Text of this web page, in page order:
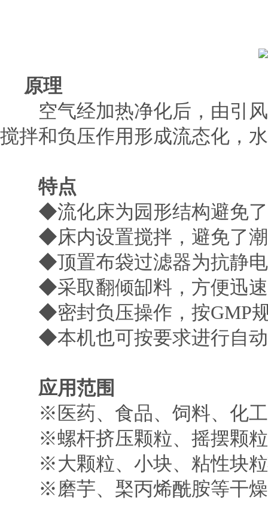
原理
空气经加热净化后，由引风
搅拌和负压作用形成流态化，
特点
◆流化床为园形结构避免了
◆床内设置搅拌，避免了潮
◆顶置布袋过滤器为抗静电
◆采取翻倾缷料，方便迅速
◆密封负压操作，按GMP
◆本机也可按要求进行自动
应用范围
※医药、食品、饲料、化工
※螺杆挤压颗粒、摇摆颗粒
※大颗粒、小块、粘性块粒
※磨芋、棸丙烯酰胺等干燥